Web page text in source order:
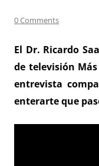
0 Comments
El Dr. Ricardo
de televisión
entrevista
enterarte que